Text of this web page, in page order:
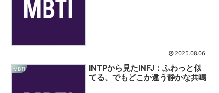
2025.08.06
MBTI
INTPから見たINFJ：ふわっと似
てる、でもどこか違う静かな共鳴